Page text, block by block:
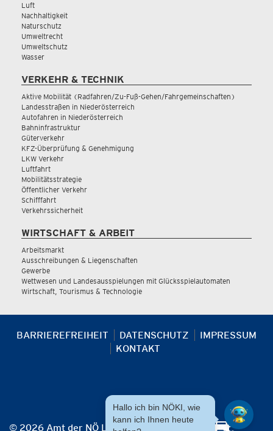
Luft
Nachhaltigkeit
Naturschutz
Umweltrecht
Umweltschutz
Wasser
VERKEHR & TECHNIK
Aktive Mobilität (Radfahren/Zu-Fuß-Gehen/Fahrgemeinschaften)
Landesstraßen in Niederösterreich
Autofahren in Niederösterreich
Bahninfrastruktur
Güterverkehr
KFZ-Überprüfung & Genehmigung
LKW Verkehr
Luftfahrt
Mobilitätsstrategie
Öffentlicher Verkehr
Schifffahrt
Verkehrssicherheit
WIRTSCHAFT & ARBEIT
Arbeitsmarkt
Ausschreibungen & Liegenschaften
Gewerbe
Wettwesen und Landesausspielungen mit Glücksspielautomaten
Wirtschaft, Tourismus & Technologie
BARRIEREFREIHEIT DATENSCHUTZ
IMPRESSUM
KONTAKT
© 2026 Amt der NÖ Landesregierung
Hallo ich bin NÖKI, wie
kann ich Ihnen heute